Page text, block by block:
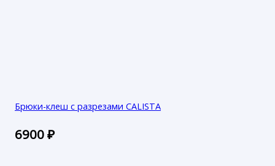
Брюки-клеш с разрезами CALISTA
6900₽